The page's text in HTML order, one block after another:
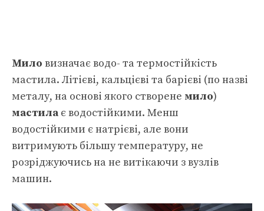
Мило визначає водо- та термостійкість
мастила. Літієві, кальцієві та барієві (по назві
металу, на основі якого створене мило)
мастила є водостійкими. Менш
водостійкими є натрієві, але вони
витримують більшу температуру, не
розріджуючись на не витікаючи з вузлів
машин.